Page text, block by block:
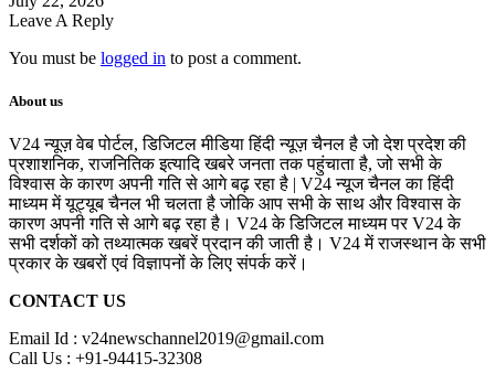
Leave A Reply
You must be logged in to post a comment.
About us
V24 न्यूज़ वेब पोर्टल, डिजिटल मीडिया हिंदी न्यूज़ चैनल है जो देश प्रदेश की
प्रशाशनिक, राजनितिक इत्यादि खबरे जनता तक पहुंचाता है, जो सभी के
विश्वास के कारण अपनी गति से आगे बढ़ रहा है | V24 न्यूज चैनल का हिंदी
माध्यम में यूट्यूब चैनल भी चलता है जोकि आप सभी के साथ और विश्वास के
कारण अपनी गति से आगे बढ़ रहा है। V24 के डिजिटल माध्यम पर V24 के
सभी दर्शकों को तथ्यात्मक खबरें प्रदान की जाती है। V24 में राजस्थान के सभी
प्रकार के खबरों एवं विज्ञापनों के लिए संपर्क करें।
CONTACT US
Email Id : v24newschannel2019@gmail.com
Call Us : +91-94415-32308